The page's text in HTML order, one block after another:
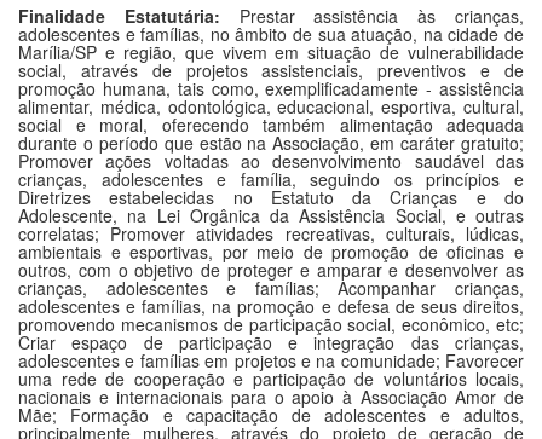
Finalidade Estatutária: Prestar assistência às crianças,
adolescentes e famílias, no âmbito de sua atuação, na cidade de
Marília/SP e região, que vivem em situação de vulnerabilidade
social, através de projetos assistenciais, preventivos e de
promoção humana, tais como, exemplificadamente - assistência
alimentar, médica, odontológica, educacional, esportiva, cultural,
social e moral, oferecendo também alimentação adequada
durante o período que estão na Associação, em caráter gratuito;
Promover ações voltadas ao desenvolvimento saudável das
crianças, adolescentes e família, seguindo os princípios e
Diretrizes estabelecidas no Estatuto da Crianças e do
Adolescente, na Lei Orgânica da Assistência Social, e outras
correlatas; Promover atividades recreativas, culturais, lúdicas,
ambientais e esportivas, por meio de promoção de oficinas e
outros, com o objetivo de proteger e amparar e desenvolver as
crianças, adolescentes e famílias; Acompanhar crianças,
adolescentes e famílias, na promoção e defesa de seus direitos,
promovendo mecanismos de participação social, econômico, etc;
Criar espaço de participação e integração das crianças,
adolescentes e famílias em projetos e na comunidade; Favorecer
uma rede de cooperação e participação de voluntários locais,
nacionais e internacionais para o apoio à Associação Amor de
Mãe; Formação e capacitação de adolescentes e adultos,
principalmente mulheres, através do projeto de geração de